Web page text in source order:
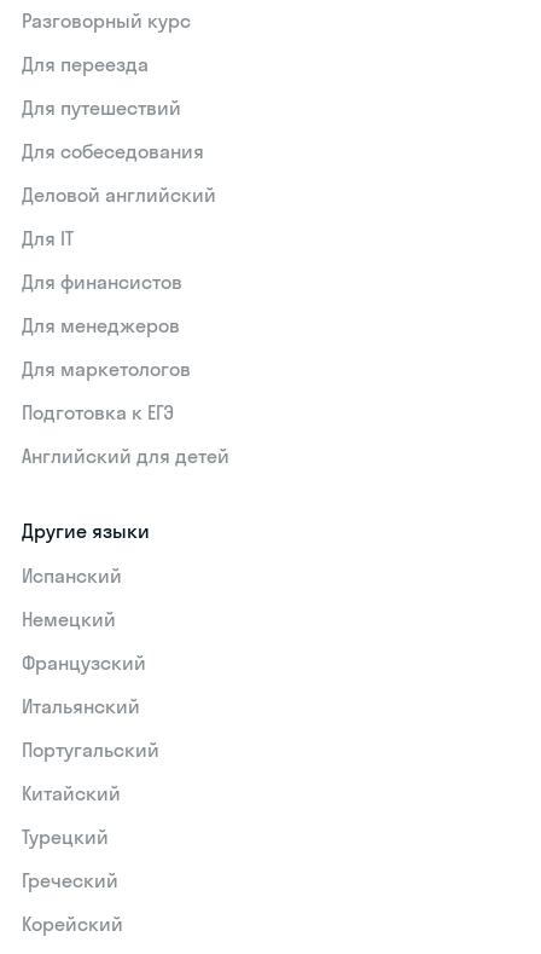
Разговорный курс
Для переезда
Для путешествий
Для собеседования
Деловой английский
Для IT
Для финансистов
Для менеджеров
Для маркетологов
Подготовка к ЕГЭ
Английский для детей
Другие языки
Испанский
Немецкий
Французский
Итальянский
Португальский
Китайский
Турецкий
Греческий
Корейский